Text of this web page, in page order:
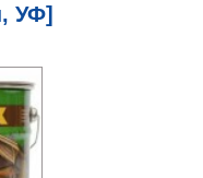
УФ]